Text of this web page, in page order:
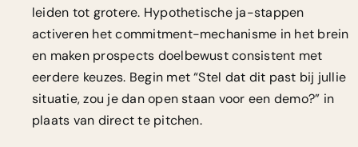
leiden tot grotere. Hypothetische ja-stappen
activeren het commitment-mechanisme in het brein
en maken prospects doelbewust consistent met
eerdere keuzes. Begin met “Stel dat dit past bij jullie
situatie, zou je dan open staan voor een demo?” in
plaats van direct te pitchen.